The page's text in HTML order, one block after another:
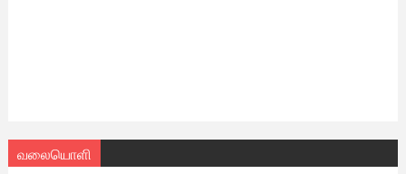
வலையொளி